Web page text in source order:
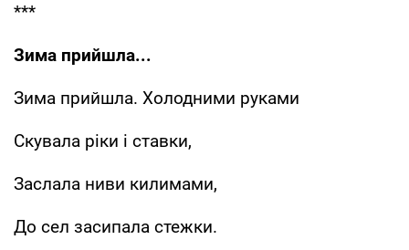
***
Зима прийшла...
Зима прийшла. Холодними руками
Скувала ріки і ставки,
Заслала ниви килимами,
До сел засипала стежки.